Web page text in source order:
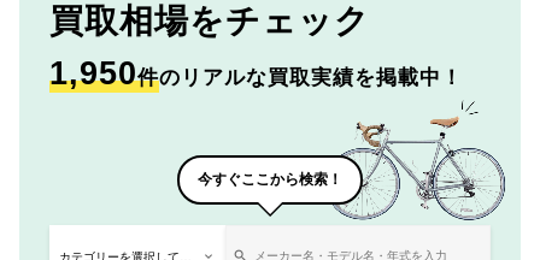
買取相場をチェック
1,950件のリアルな買取実績を掲載中！
今すぐここから検索！